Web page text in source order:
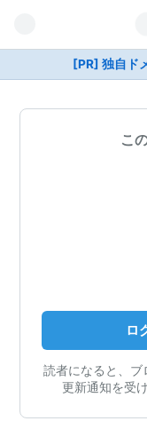
[PR] 独自ド
こ
ロ
読者になると、ブ
更新通知を受